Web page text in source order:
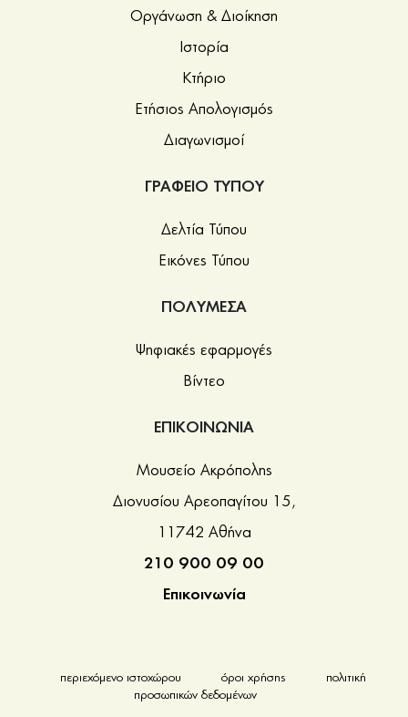
Οργάνωση & Διοίκηση
Ιστορία
Κτήριο
Ετήσιος Απολογισμός
Διαγωνισμοί
ΓΡΑΦΕΙΟ ΤΥΠΟΥ
Δελτία Τύπου
Εικόνες Τύπου
ΠΟΛΥΜΕΣΑ
Ψηφιακές εφαρμογές
Βίντεο
ΕΠΙΚΟΙΝΩΝΙΑ
Μουσείο Ακρόπολης
Διονυσίου Αρεοπαγίτου 15,
11742 Αθήνα
210 900 09 00
Επικοινωνία
περιεχόμενο ιστοχώρου όροι χρήσης
πολιτική
προσωπικών δεδομένων